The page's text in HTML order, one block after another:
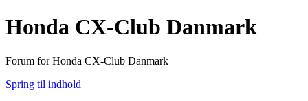
Honda CX-Club Danmark
Forum for Honda CX-Club Danmark
Spring til indhold